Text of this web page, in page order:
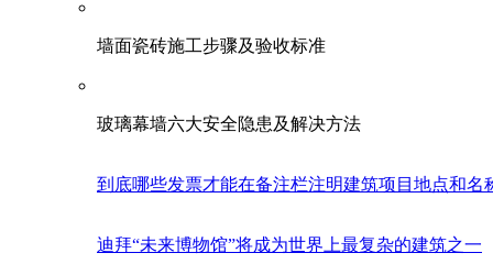
墙面瓷砖施工步骤及验收标准
玻璃幕墙六大安全隐患及解决方法
到底哪些发票才能在备注栏注明建筑项目地点和名
迪拜“未来博物馆”将成为世界上最复杂的建筑之一